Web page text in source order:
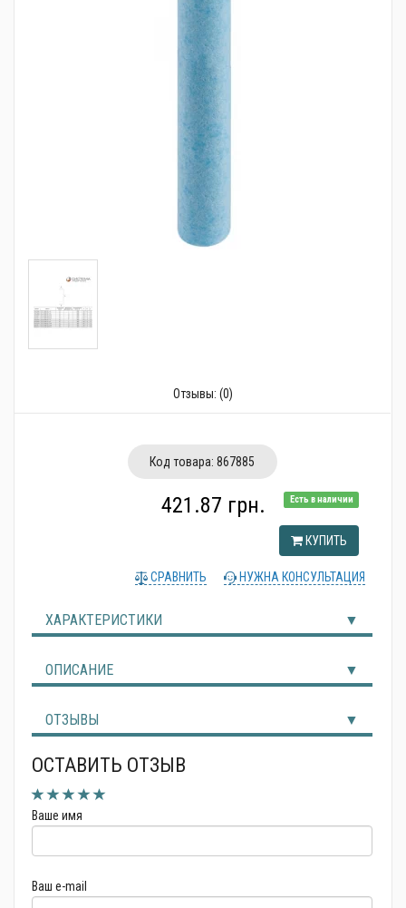
Отзывы: (0)
Код товара: 867885
Есть в наличии
421.87 грн.
КУПИТЬ
СРАВНИТЬ НУЖНА КОНСУЛЬТАЦИЯ
ХАРАКТЕРИСТИКИ
ОПИСАНИЕ
ОТЗЫВЫ
ОСТАВИТЬ ОТЗЫВ
Ваше имя
Ваш e-mail
Полотенцесушители
Стабилизаторы, аккумуляторы, генераторы
Средства для монтажа и ухода